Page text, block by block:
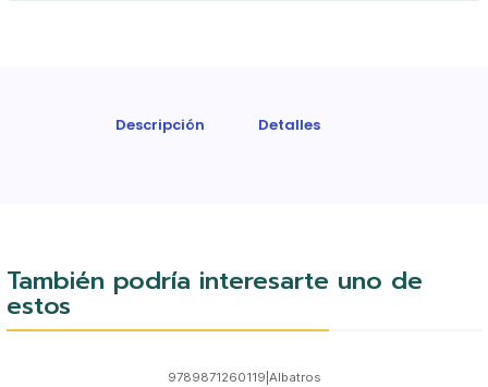
Descripción Detalles
También podría interesarte uno de
estos
9789871260119 Albatros